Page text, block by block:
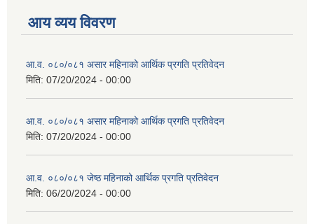
आय व्यय विवरण
आ.व. ०८०/०८१ असार महिनाको आर्थिक प्रगति प्रतिवेदन
मिति: 07/20/2024 - 00:00
आ.व. ०८०/०८१ असार महिनाको आर्थिक प्रगति प्रतिवेदन
मिति: 07/20/2024 - 00:00
आ.व. ०८०/०८१ जेष्ठ महिनाको आर्थिक प्रगति प्रतिवेदन
मिति: 06/20/2024 - 00:00